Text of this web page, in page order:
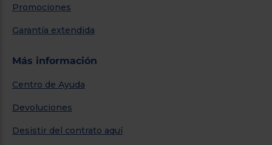
Promociones
Garantía extendida
Más información
Centro de Ayuda
Devoluciones
Desistir del contrato aquí